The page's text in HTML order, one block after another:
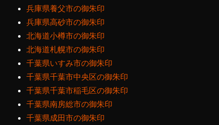
兵庫県養父市の御朱印
兵庫県高砂市の御朱印
北海道小樽市の御朱印
北海道札幌市の御朱印
千葉県いすみ市の御朱印
千葉県千葉市中央区の御朱印
千葉県千葉市稲毛区の御朱印
千葉県南房総市の御朱印
千葉県成田市の御朱印